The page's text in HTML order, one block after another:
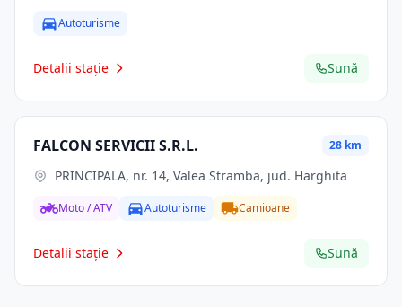
Autoturisme
Detalii stație Sună
FALCON SERVICII S.R.L. 28 km
PRINCIPALA, nr. 14, Valea Stramba, jud. Harghita
Moto / ATV Autoturisme Camioane
Detalii stație Sună